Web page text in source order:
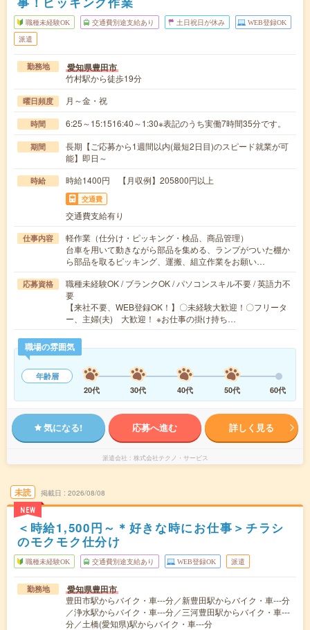
職種未経験OK 交通費別途支給あり 土日祝日が休み WEB登録OK
派遣
勤務地 愛知県豊田市
竹村駅から徒歩19分
曜日頻度 月～金・祝
時間 6:25～15:1516:40～1:30※表記のうち実働7時間35分です。
期間
長期【ご応募から1週間以内(最短2日目)のスピード就業が可
能】即日～
時給 時給1400円 【月収例】205800円以上
交通費
交通費支給有り
仕事内容
軽作業（仕分け・ピッキング・検品、商品管理）
台車を用いて動きながら部品を集める、ランプがついた棚か
ら部品を取るピッキング、運搬、組立作業をお願い…
応募資格
職種未経験OK / ブランクOK / パソコンスキル不要 / 英語力不
要
【来社不要、WEB登録OK！】〇未経験大歓迎！〇フリータ
ー、主婦(夫) 大歓迎！ ※お仕事の掛け持ち…
職場の雰囲気
年齢層
20代
30代 40代 50代 60代
気になる! 応募へ進む 詳しく見る
派遣会社 株式会社テクノ・サービス
未読
NEW
掲載日 2026/08/08
＜時給1,500円～＊好きな時にお仕事＞チラシ
のモクモク仕分け
職種未経験OK 交通費別途支給あり WEB登録OK 派遣
勤務地 愛知県豊田市
豊田市駅からバイク・車---分／新豊田駅からバイク・車---分
／浄水駅からバイク・車---分／三河豊田駅からバイク・車---
分／土橋(愛知県)駅からバイク・車---分